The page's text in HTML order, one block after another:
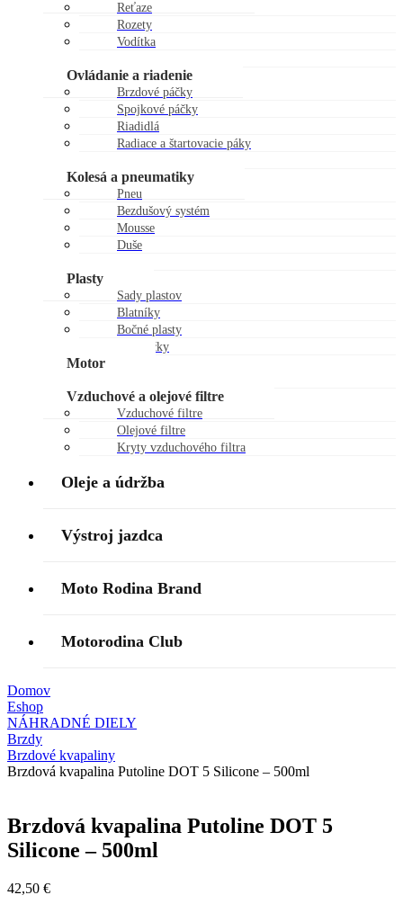
Reťaze
Rozety
Vodítka
Ovládanie a riadenie
Brzdové páčky
Spojkové páčky
Riadidlá
Radiace a štartovacie páky
Kolesá a pneumatiky
Pneu
Bezdušový systém
Mousse
Duše
Plasty
Sady plastov
Blatníky
Bočné plasty
Chráničky
Motor
Vzduchové a olejové filtre
Vzduchové filtre
Olejové filtre
Kryty vzduchového filtra
Oleje a údržba
Výstroj jazdca
Moto Rodina Brand
Motorodina Club
Domov
Eshop
NÁHRADNÉ DIELY
Brzdy
Brzdové kvapaliny
Brzdová kvapalina Putoline DOT 5 Silicone – 500ml
Brzdová kvapalina Putoline DOT 5
Silicone – 500ml
42,50 €